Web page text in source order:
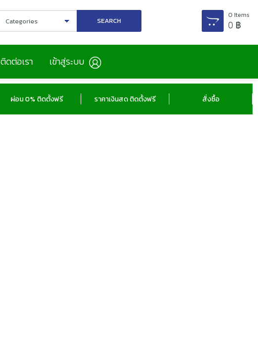
0 Items
0 ฿
ติดต่อเรา เข้าสู่ระบบ
ผ่อน 0% ติดตั้งฟรี ราคาเงินสด ติดตั้งฟรี สั่งซื้อ